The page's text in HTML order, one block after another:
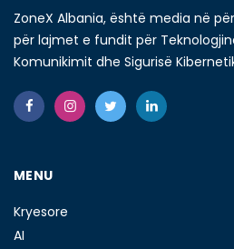
ZoneX Albania, është media në
për lajmet e fundit për
Komunikimit dhe Sigurisë
MENU
Kryesore
AI